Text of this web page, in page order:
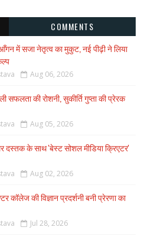
COMMENTS
में सजा नेतृत्व का मुकुट, नई पीढ़ी ने लिया
Aug 06, 2026
सफलता की रोशनी, सुकीर्ति गुप्ता की प्रेरक
Aug 05, 2026
दस्तक के साथ 'बेस्ट सोशल मीडिया क्रिएटर'
Aug 02, 2026
कॉलेज की विज्ञान प्रदर्शनी बनी प्रेरणा का
Jul 28, 2026